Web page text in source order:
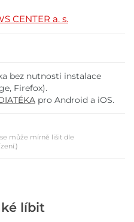
CENTER a. s.
bez nutnosti instalace
Firefox).
pro Android a iOS.
může mírně lišit dle
líbit